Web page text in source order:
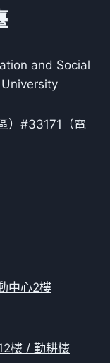
and Social
）#33171（電
中心2樓
樓 / 勤耕樓